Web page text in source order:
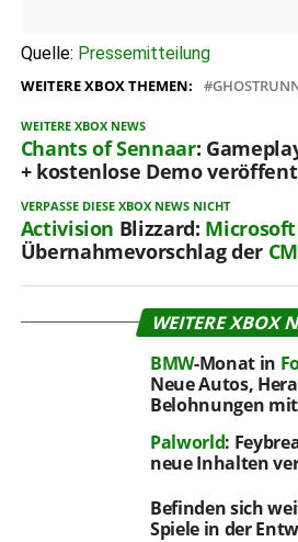
Quelle: Pressemitteilung
WEITERE XBOX THEMEN:
WEITERE XBOX NEWS
Chants of Sennaar:
+ kostenlose Demo
VERPASSE DIESE XBOX NEWS NICHT
Activision Blizzard: Microsoft
Übernahmevorschlag der
WEITERE XBOX
BMW-Monat in
Neue Autos,
Belohnungen
Palworld:
neue Inhalten
Befinden sich
Spiele in der